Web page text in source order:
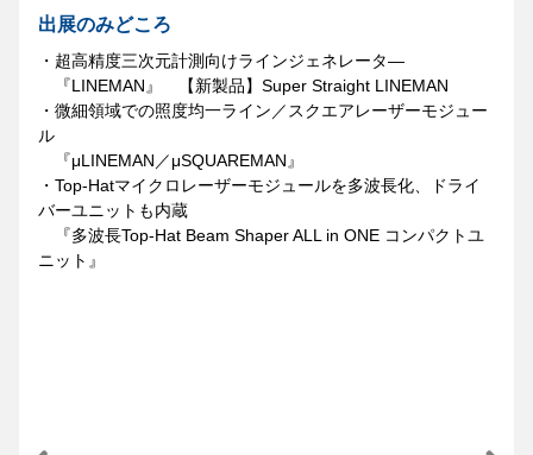
出展のみどころ
・超高精度三次元計測向けラインジェネレータ―
『LINEMAN』 【新製品】Super Straight LINEMAN
・微細領域での照度均一ライン／スクエアレーザーモジュー
ル
『μLINEMAN／μSQUAREMAN』
・Top-Hatマイクロレーザーモジュールを多波長化、ドライ
バーユニットも内蔵
『多波長Top-Hat Beam Shaper ALL in ONE コンパクトユ
ニット』